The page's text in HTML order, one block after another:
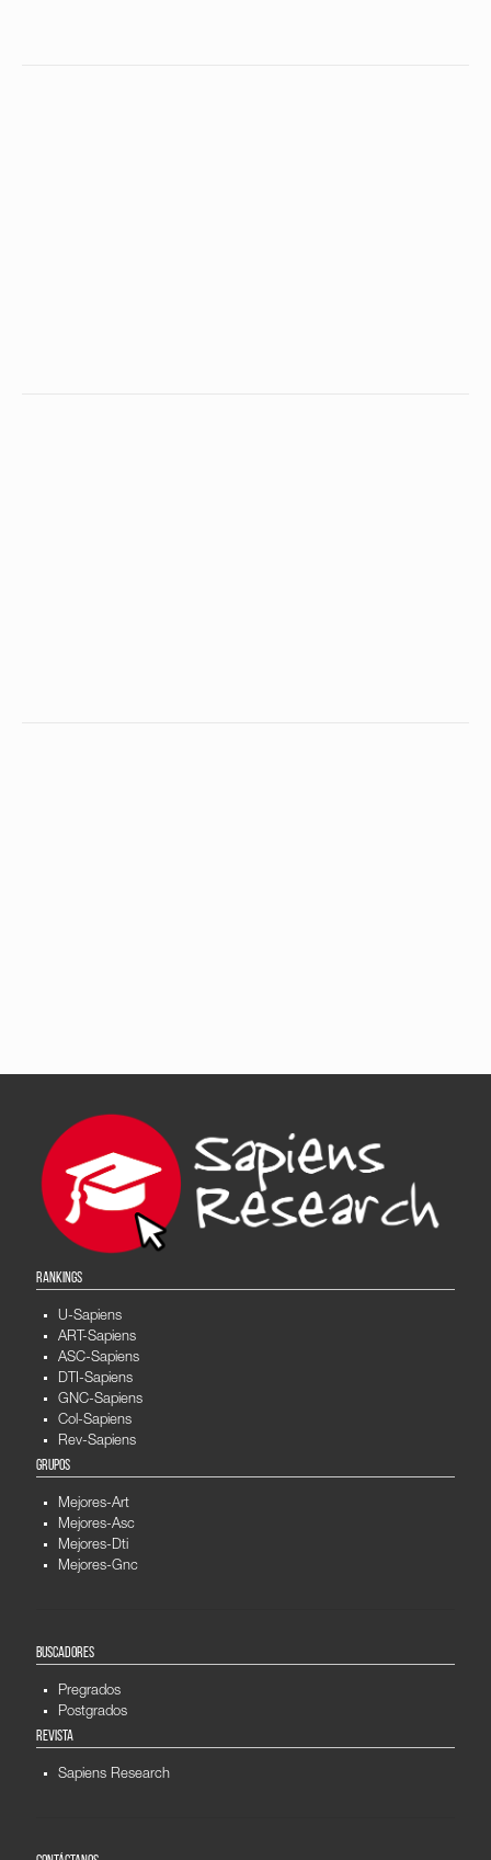
RANKINGS
U-Sapiens
ART-Sapiens
ASC-Sapiens
DTI-Sapiens
GNC-Sapiens
Col-Sapiens
Rev-Sapiens
GRUPOS
Mejores-Art
Mejores-Asc
Mejores-Dti
Mejores-Gnc
BUSCADORES
Pregrados
Postgrados
REVISTA
Sapiens Research